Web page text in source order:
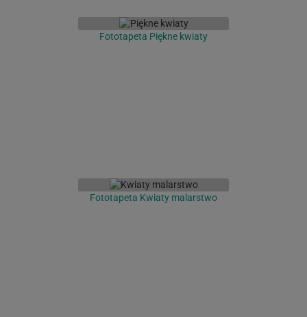
Fototapeta Piękne kwiaty
Fototapeta Kwiaty malarstwo